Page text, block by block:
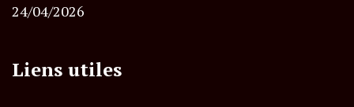
24/04/2026
Liens utiles